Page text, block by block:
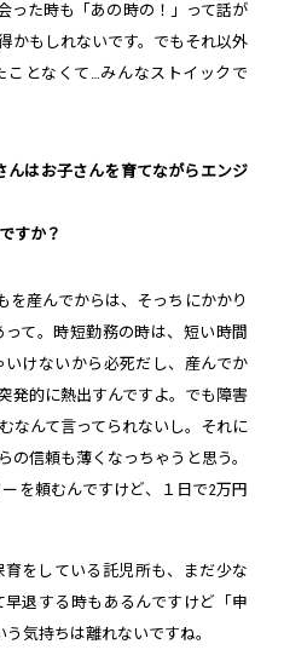
った時も「あの時の！」って話が
かもしれないです。でもそれ以外
ことなくて…みんなストイックで
んはお子さんを育てながらエンジ
すか？
を産んでからは、そっちにかかり
て。時短勤務の時は、短い時間
けないから必死だし、産んでか
発的に熱出すんですよ。でも障害
なんて言ってられないし。それに
の信頼も薄くなっちゃうと思う。
を頼むんですけど、１日で2万円
をしている託児所も、まだ少な
退する時もあるんですけど「申
気持ちは離れないですね。